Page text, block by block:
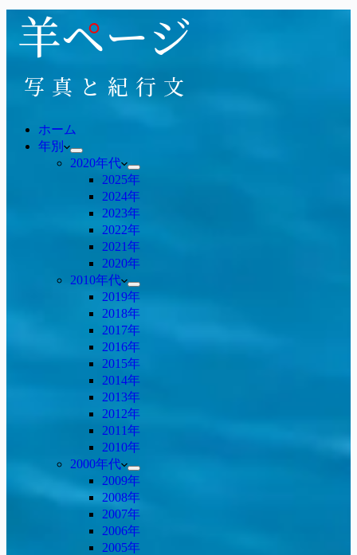
ホーム
年別
2020年代
2025年
2024年
2023年
2022年
2021年
2020年
2010年代
2019年
2018年
2017年
2016年
2015年
2014年
2013年
2012年
2011年
2010年
2000年代
2009年
2008年
2007年
2006年
2005年